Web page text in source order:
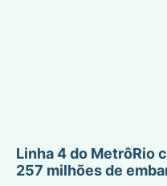
Linha 4 do MetrôRio
257 milhões de